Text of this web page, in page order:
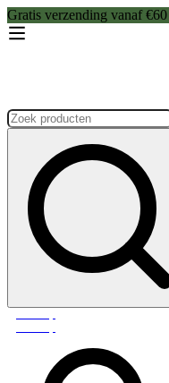
Gratis verzending vanaf
Zoeken: